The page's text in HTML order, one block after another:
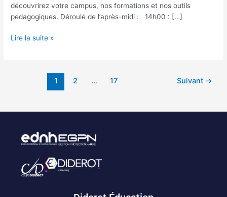
découvrirez votre campus, nos formations et nos outils
pédagogiques. Déroulé de l’après-midi : 14h00 : […]
Lire la suite »
1 2 … 17 Suivant →